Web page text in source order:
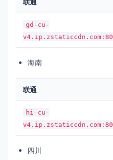
联通
gd-cu-
v4.ip.zstaticcdn.com:80
海南
联通
hi-cu-
v4.ip.zstaticcdn.com:80
四川